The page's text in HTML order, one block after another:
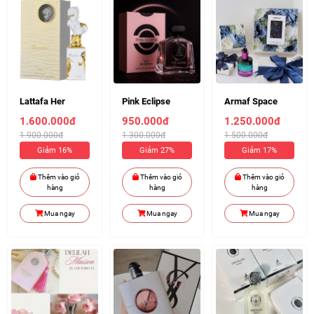
Lattafa Her
Confession
100ml (Chiết
10ml 210k)
1.600.000đ
1.900.000đ
Giảm 16%
Thêm vào giỏ
hàng
Mua ngay
Pink Eclipse
100ml (Chiết
10ml 140k)
950.000đ
1.300.000đ
Giảm 27%
Thêm vào giỏ
hàng
Mua ngay
Armaf Space
Age EDP 100ml (
Chiết 10ml 170k )
1.250.000đ
1.500.000đ
Giảm 17%
Thêm vào giỏ
hàng
Mua ngay